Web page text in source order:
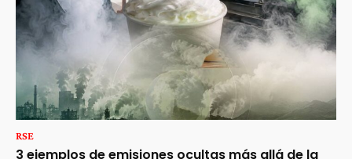
RSE
3 ejemplos de emisiones ocultas más allá de la